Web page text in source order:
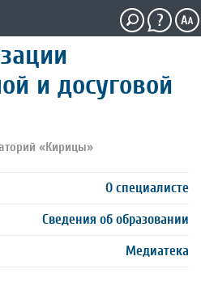
и досуговой
«Кирицы»
О специалисте
Сведения об образовании
Медиатека